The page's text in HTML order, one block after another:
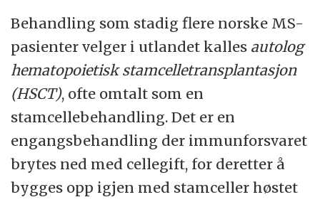
Behandling som stadig flere norske MS-
pasienter velger i utlandet kalles autolog
hematopoietisk stamcelletransplantasjon
(HSCT), ofte omtalt som en
stamcellebehandling. Det er en
engangsbehandling der immunforsvaret
brytes ned med cellegift, for deretter å
bygges opp igjen med stamceller høstet